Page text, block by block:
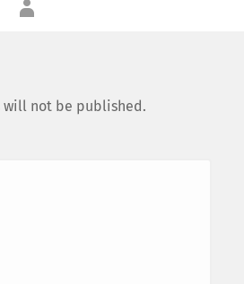
will not be published.